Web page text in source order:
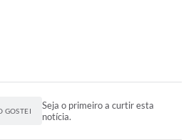
GOSTEI
Seja o primeiro a curtir esta
notícia.